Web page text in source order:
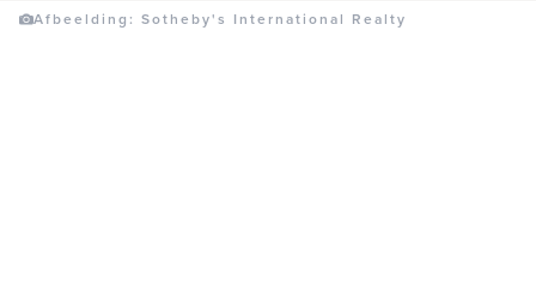
Afbeelding: Sotheby's International Realty